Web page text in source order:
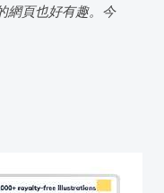
網頁也好有趣。今